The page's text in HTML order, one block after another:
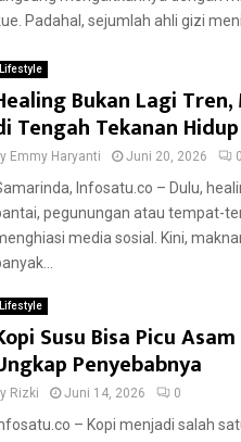
Padahal, sejumlah ahli gizi
Lifestyle
Bukan Lagi
Tengah Tekanan
Emmy Haryanti Juni 20, 2026 0
Infosatu.co – Dulu,
pegunungan atau tempat-
media sosial. Kini,
Lifestyle
Susu Bisa Picu
Penyebabnya
Rizki Juni 14, 2026 0
– Kopi menjadi salah